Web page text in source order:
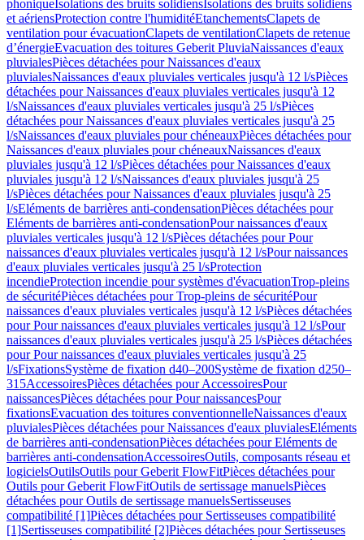
phoniqueIsolations des bruits solidiensIsolations des bruits solidiens
et aériensProtection contre l'humiditéEtanchementsClapets de
ventilation pour évacuationClapets de ventilationClapets de retenue
d’énergieEvacuation des toitures Geberit PluviaNaissances d'eaux
pluvialesPièces détachées pour Naissances d'eaux
pluvialesNaissances d'eaux pluviales verticales jusqu'à 12 l/sPièces
détachées pour Naissances d'eaux pluviales verticales jusqu'à 12
l/sNaissances d'eaux pluviales verticales jusqu'à 25 l/sPièces
détachées pour Naissances d'eaux pluviales verticales jusqu'à 25
l/sNaissances d'eaux pluviales pour chéneauxPièces détachées pour
Naissances d'eaux pluviales pour chéneauxNaissances d'eaux
pluviales jusqu'à 12 l/sPièces détachées pour Naissances d'eaux
pluviales jusqu'à 12 l/sNaissances d'eaux pluviales jusqu'à 25
l/sPièces détachées pour Naissances d'eaux pluviales jusqu'à 25
l/sEléments de barrières anti-condensationPièces détachées pour
Eléments de barrières anti-condensationPour naissances d'eaux
pluviales verticales jusqu'à 12 l/sPièces détachées pour Pour
naissances d'eaux pluviales verticales jusqu'à 12 l/sPour naissances
d'eaux pluviales verticales jusqu'à 25 l/sProtection
incendieProtection incendie pour systèmes d'évacuationTrop-pleins
de sécuritéPièces détachées pour Trop-pleins de sécuritéPour
naissances d'eaux pluviales verticales jusqu'à 12 l/sPièces détachées
pour Pour naissances d'eaux pluviales verticales jusqu'à 12 l/sPour
naissances d'eaux pluviales verticales jusqu'à 25 l/sPièces détachées
pour Pour naissances d'eaux pluviales verticales jusqu'à 25
l/sFixationsSystème de fixation d40–200Système de fixation d250–
315AccessoiresPièces détachées pour AccessoiresPour
naissancesPièces détachées pour Pour naissancesPour
fixationsEvacuation des toitures conventionnelleNaissances d'eaux
pluvialesPièces détachées pour Naissances d'eaux pluvialesEléments
de barrières anti-condensationPièces détachées pour Eléments de
barrières anti-condensationAccessoiresOutils, composants réseau et
logicielsOutilsOutils pour Geberit FlowFitPièces détachées pour
Outils pour Geberit FlowFitOutils de sertissage manuelsPièces
détachées pour Outils de sertissage manuelsSertisseuses
compatibilité [1]Pièces détachées pour Sertisseuses compatibilité
[1]Sertisseuses compatibilité [2]Pièces détachées pour Sertisseuses